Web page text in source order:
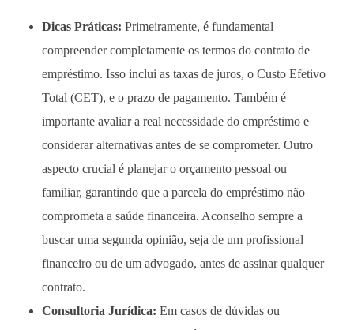
Dicas Práticas: Primeiramente, é fundamental
compreender completamente os termos do contrato de
empréstimo. Isso inclui as taxas de juros, o Custo Efetivo
Total (CET), e o prazo de pagamento. Também é
importante avaliar a real necessidade do empréstimo e
considerar alternativas antes de se comprometer. Outro
aspecto crucial é planejar o orçamento pessoal ou
familiar, garantindo que a parcela do empréstimo não
comprometa a saúde financeira. Aconselho sempre a
buscar uma segunda opinião, seja de um profissional
financeiro ou de um advogado, antes de assinar qualquer
contrato.
Consultoria Jurídica: Em casos de dúvidas ou